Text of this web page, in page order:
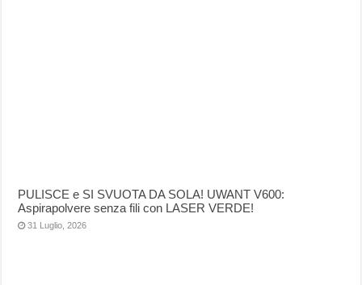
PULISCE e SI SVUOTA DA SOLA! UWANT V600:
Aspirapolvere senza fili con LASER VERDE!
31 Luglio, 2026